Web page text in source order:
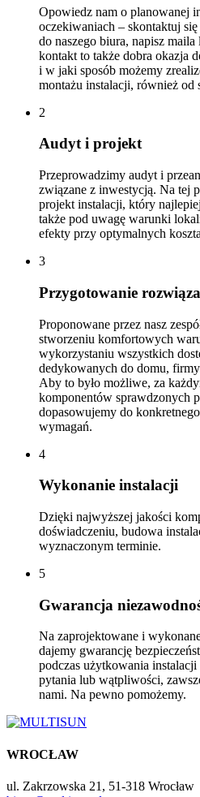
Opowiedz nam o planowanej
oczekiwaniach – skontaktuj
do naszego biura, napisz
kontakt to także dobra okazja
i w jaki sposób możemy
montażu instalacji, również od
2
Audyt i projekt
Przeprowadzimy audyt i
związane z inwestycją. Na tej
projekt instalacji, który
także pod uwagę warunki
efekty przy optymalnych
3
Przygotowanie
Proponowane przez nasz
stworzeniu komfortowych
wykorzystaniu wszystkich
dedykowanych do domu,
Aby to było możliwe, za
komponentów sprawdzonych
dopasowujemy do
wymagań.
4
Wykonanie instalacji
Dzięki najwyższej jakości
doświadczeniu, budowa
wyznaczonym terminie.
5
Gwarancja
Na zaprojektowane i
dajemy gwarancję
podczas użytkowania
pytania lub wątpliwości,
nami. Na pewno pomożemy.
WROCŁAW
ul. Zakrzowska 21, 51-318 Wrocław